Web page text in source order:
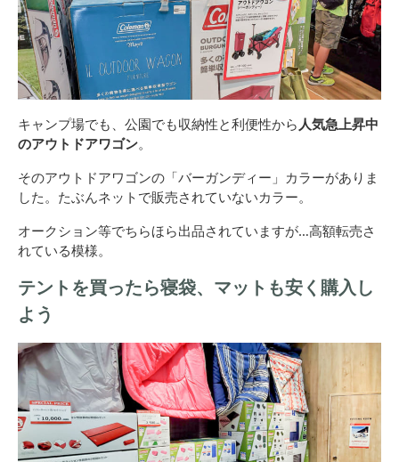
キャンプ場でも、公園でも収納性と利便性から 人気急上昇中
のアウトドアワゴン。
そのアウトドアワゴンの「バーガンディー」カラーがありま
した。たぶんネットで販売されていないカラー。
オークション等でちらほら出品されていますが…高額転売さ
れている模様。
テントを買ったら寝袋、マットも安く購入し
よう